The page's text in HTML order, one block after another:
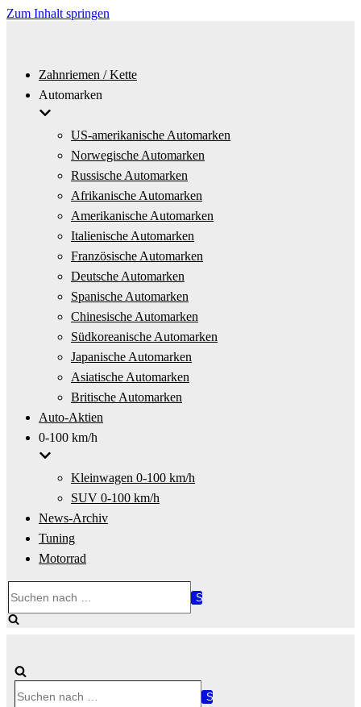
Zum Inhalt springen
Zahnriemen / Kette
Automarken
US-amerikanische Automarken
Norwegische Automarken
Russische Automarken
Afrikanische Automarken
Amerikanische Automarken
Italienische Automarken
Französische Automarken
Deutsche Automarken
Spanische Automarken
Chinesische Automarken
Südkoreanische Automarken
Japanische Automarken
Asiatische Automarken
Britische Automarken
Auto-Aktien
0-100 km/h
Kleinwagen 0-100 km/h
SUV 0-100 km/h
News-Archiv
Tuning
Motorrad
nach …
nach …